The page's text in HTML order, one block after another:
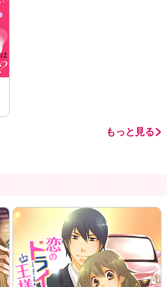
もっと見る